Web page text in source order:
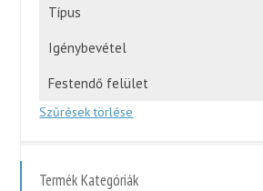
Típus
Igénybevétel
Festendő felület
Szűrések törlése
Termék Kategóriák